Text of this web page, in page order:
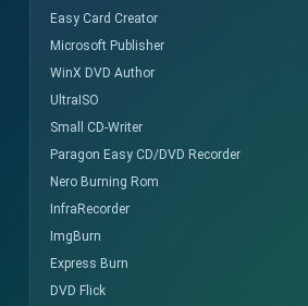
Easy Card Creator
Microsoft Publisher
WinX DVD Author
UltraISO
Small CD-Writer
Paragon Easy CD/DVD Recorder
Nero Burning Rom
InfraRecorder
ImgBurn
Express Burn
DVD Flick